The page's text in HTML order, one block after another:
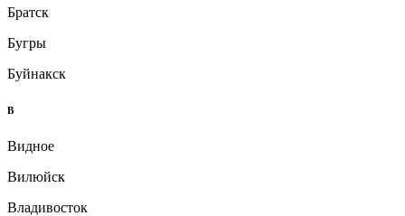
Братск
Бугры
Буйнакск
В
Видное
Вилюйск
Владивосток